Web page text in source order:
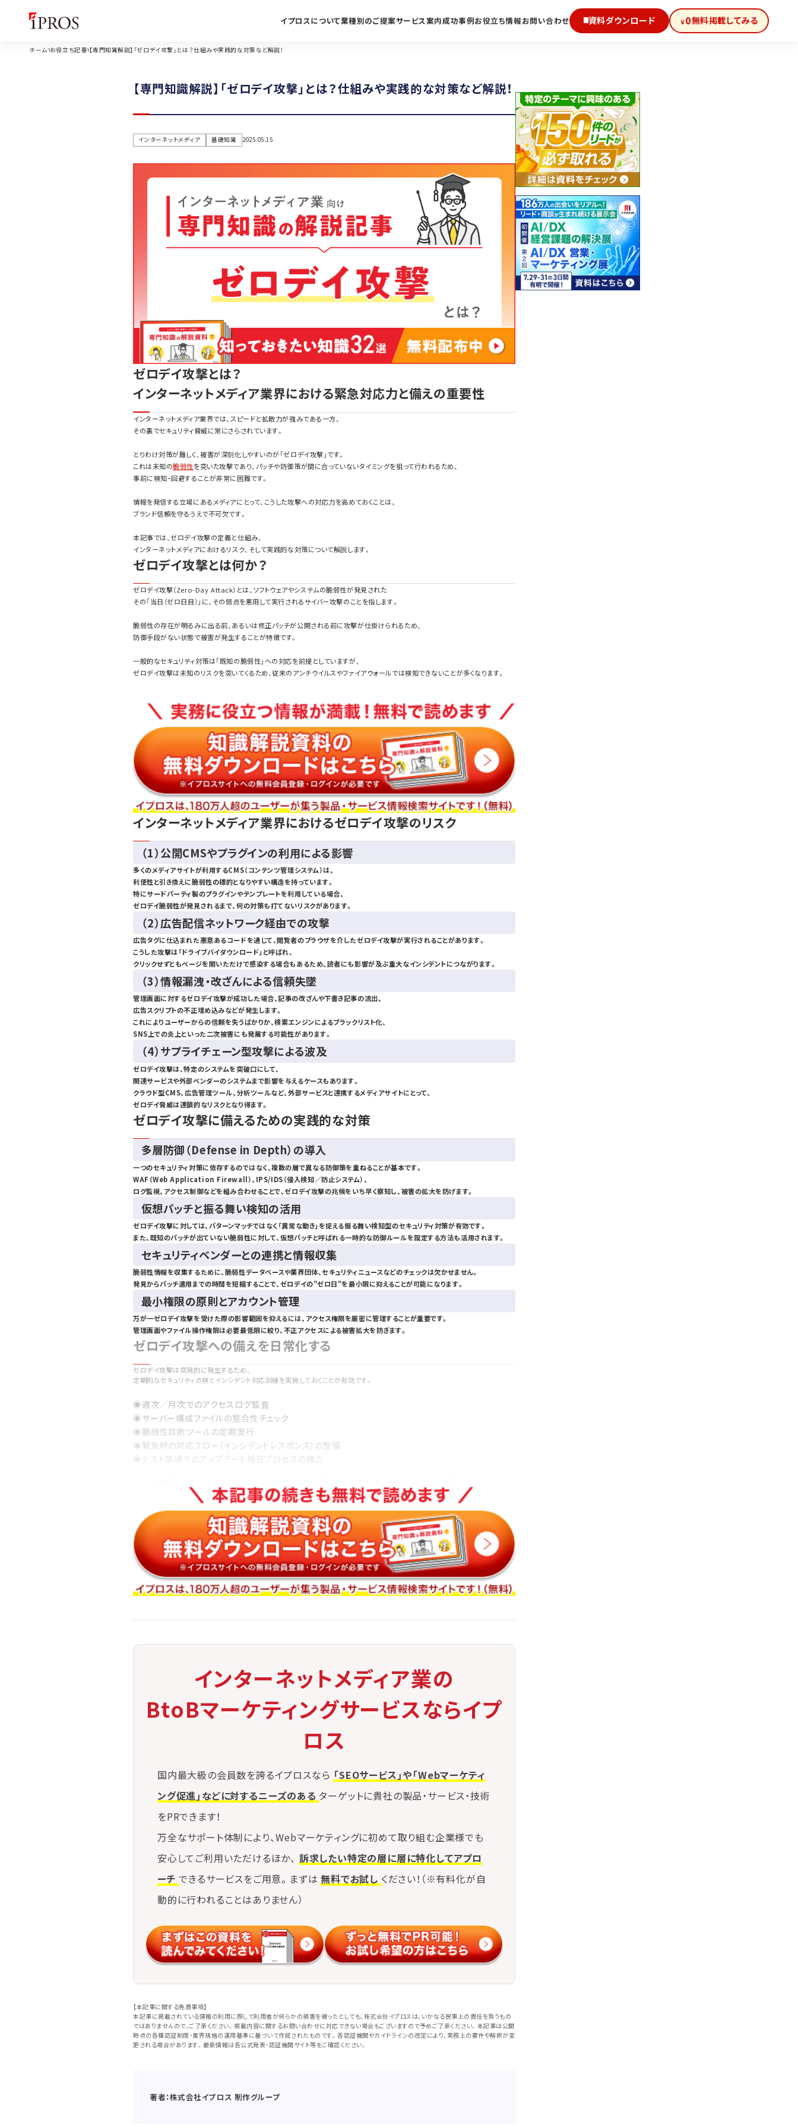
イプロスについて業種別のご提案サービス案内成功事例お役立ち情報お問い合わせ 資料ダウンロード ￥0無料掲載してみる
ホーム お役立ち記事 【専門知識解説】「ゼロデイ攻撃」とは？仕組みや実践的な対策など解説！
【専門知識解説】「ゼロデイ攻撃」とは？仕組みや実践的な対策など解説！
インターネットメディア 基礎知識 2025.05.15
ゼロデイ攻撃とは？
インターネットメディア業界における緊急対応力と備えの重要性
インターネットメディア業界では、スピードと拡散力が強みである一方、
その裏でセキュリティ脅威に常にさらされています。
とりわけ対策が難しく、被害が深刻化しやすいのが「ゼロデイ攻撃」です。
これは未知の脆弱性を突いた攻撃であり、パッチや防御策が間に合っていないタイミングを狙って行われるため、
事前に検知・回避することが非常に困難です。
情報を発信する立場にあるメディアにとって、こうした攻撃への対応力を高めておくことは、
ブランド信頼を守るうえで不可欠です。
本記事では、ゼロデイ攻撃の定義と仕組み、
インターネットメディアにおけるリスク、そして実践的な対策について解説します。
ゼロデイ攻撃とは何か？
ゼロデイ攻撃（Zero-Day Attack）とは、ソフトウェアやシステムの脆弱性が発見された
その「当日（ゼロ日目）」に、その弱点を悪用して実行されるサイバー攻撃のことを指します。
脆弱性の存在が明るみに出る前、あるいは修正パッチが公開される前に攻撃が仕掛けられるため、
防御手段がない状態で被害が発生することが特徴です。
一般的なセキュリティ対策は「既知の脆弱性」への対応を前提としていますが、
ゼロデイ攻撃は未知のリスクを突いてくるため、従来のアンチウイルスやファイアウォールでは検知できないことが多くなります。
インターネットメディア業界におけるゼロデイ攻撃のリスク
（1）公開CMSやプラグインの利用による影響
多くのメディアサイトが利用するCMS（コンテンツ管理システム）は、
利便性と引き換えに脆弱性の標的となりやすい構造を持っています。
特にサードパーティ製のプラグインやテンプレートを利用している場合、
ゼロデイ脆弱性が発見されるまで、何の対策も打てないリスクがあります。
（2）広告配信ネットワーク経由での攻撃
広告タグに仕込まれた悪意あるコードを通じて、閲覧者のブラウザを介したゼロデイ攻撃が実行されることがあります。
こうした攻撃は「ドライブバイダウンロード」と呼ばれ、
クリックせずともページを開いただけで感染する場合もあるため、読者にも影響が及ぶ重大なインシデントにつながります。
（3）情報漏洩・改ざんによる信頼失墜
管理画面に対するゼロデイ攻撃が成功した場合、記事の改ざんや下書き記事の流出、
広告スクリプトの不正埋め込みなどが発生します。
これによりユーザーからの信頼を失うばかりか、検索エンジンによるブラックリスト化、
SNS上での炎上といった二次被害にも発展する可能性があります。
（4）サプライチェーン型攻撃による波及
ゼロデイ攻撃は、特定のシステムを突破口にして、
関連サービスや外部ベンダーのシステムまで影響を与えるケースもあります。
クラウド型CMS、広告管理ツール、分析ツールなど、外部サービスと連携するメディアサイトにとって、
ゼロデイ脅威は連鎖的なリスクとなり得ます。
ゼロデイ攻撃に備えるための実践的な対策
多層防御（Defense in Depth）の導入
一つのセキュリティ対策に依存するのではなく、複数の層で異なる防御策を重ねることが基本です。
WAF（Web Application Firewall）、IPS/IDS（侵入検知／防止システム）、
ログ監視、アクセス制御などを組み合わせることで、ゼロデイ攻撃の兆候をいち早く察知し、被害の拡大を防げます。
仮想パッチと振る舞い検知の活用
ゼロデイ攻撃に対しては、パターンマッチではなく「異常な動き」を捉える振る舞い検知型のセキュリティ対策が有効です。
また、既知のパッチが出ていない脆弱性に対して、仮想パッチと呼ばれる一時的な防御ルールを設定する方法も活用されます。
セキュリティベンダーとの連携と情報収集
脆弱性情報を収集するために、脆弱性データベースや業界団体、セキュリティニュースなどのチェックは欠かせません。
発見からパッチ適用までの時間を短縮することで、ゼロデイの"ゼロ日"を最小限に抑えることが可能になります。
最小権限の原則とアカウント管理
万が一ゼロデイ攻撃を受けた際の影響範囲を抑えるには、アクセス権限を厳密に管理することが重要です。
管理画面やファイル操作権限は必要最低限に絞り、不正アクセスによる被害拡大を防ぎます。
ゼロデイ攻撃への備えを日常化する
ゼロデイ攻撃は突発的に発生するため、
定期的なセキュリティ点検とインシデント対応訓練を実施しておくことが有効です。
◉週次／月次でのアクセスログ監査
◉サーバー構成ファイルの整合性チェック
◉脆弱性診断ツールの定期実行
◉緊急時の対応フロー（インシデントレスポンス）の整備
インターネットメディア業の
BtoBマーケティングサービスならイプ
ロス
国内最大級の会員数を誇るイプロスなら 「SEOサービス」や「Webマーケティ
ング促進」などに対するニーズのあるターゲットに貴社の製品・サービス・技術
をPRできます！
万全なサポート体制により、Webマーケティングに初めて取り組む企業様でも
安心してご利用いただけるほか、 訴求したい特定の層に層に特化してアプロ
ーチできるサービスをご用意。まずは無料でお試し ください！（※有料化が自
動的に行われることはありません）
【本記事に関する免責事項】
本記事に掲載されている情報の利用に際して利用者が何らかの損害を被ったとしても、株式会社イプロスは、いかなる民事上の責任を負うもの
ではありませんので、ご了承ください。掲載内容に関するお問い合わせに対応できない場合もございますので予めご了承ください。本記事は公開
時点の各種認証制度・業界規格の運用基準に基づいて作成されたものです。各認証機関やガイドラインの改定により、実務上の要件や解釈が変
更される場合があります。最新情報は各公式発表・認証機関サイト等をご確認ください。
著者：株式会社イプロス 制作グループ